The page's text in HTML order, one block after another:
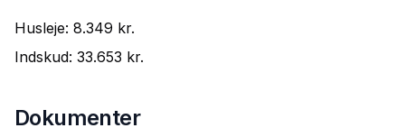
Husleje: 8.349 kr.
Indskud: 33.653 kr.
Dokumenter